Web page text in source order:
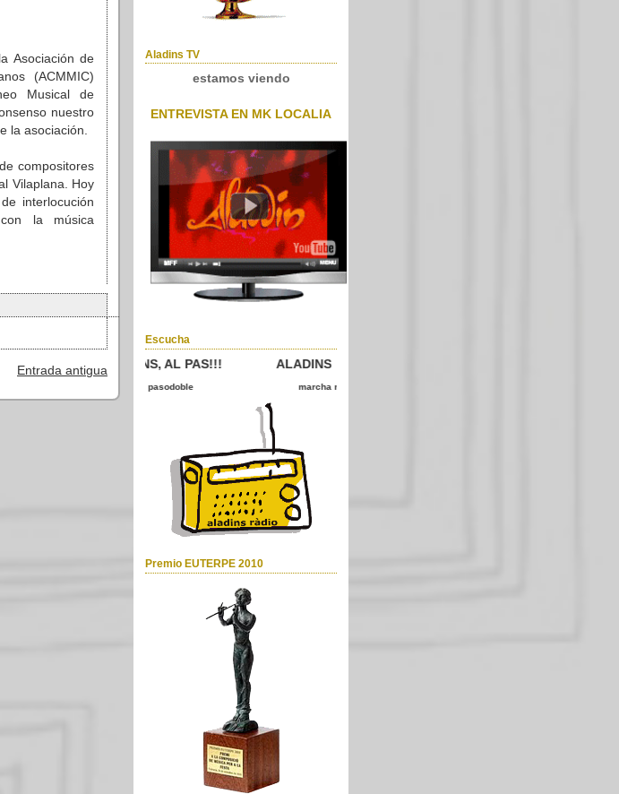
Asociación de
(ACMMIC)
Musical de
nuestro
la asociación.
compositores
Vilaplana. Hoy
interlocución
la música
Entrada antigua
Aladins TV
estamos viendo
ENTREVISTA EN MK LOCALIA
Escucha
ALADINS, AL PAS!!! ALADINS
pasodoble marcha mora
Premio EUTERPE 2010